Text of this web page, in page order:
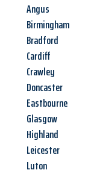
Angus
Birmingham
Bradford
Cardiff
Crawley
Doncaster
Eastbourne
Glasgow
Highland
Leicester
Luton